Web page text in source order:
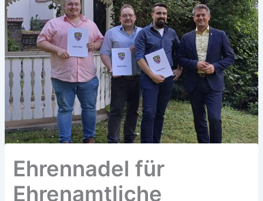
Ehrennadel für
Ehrenamtliche